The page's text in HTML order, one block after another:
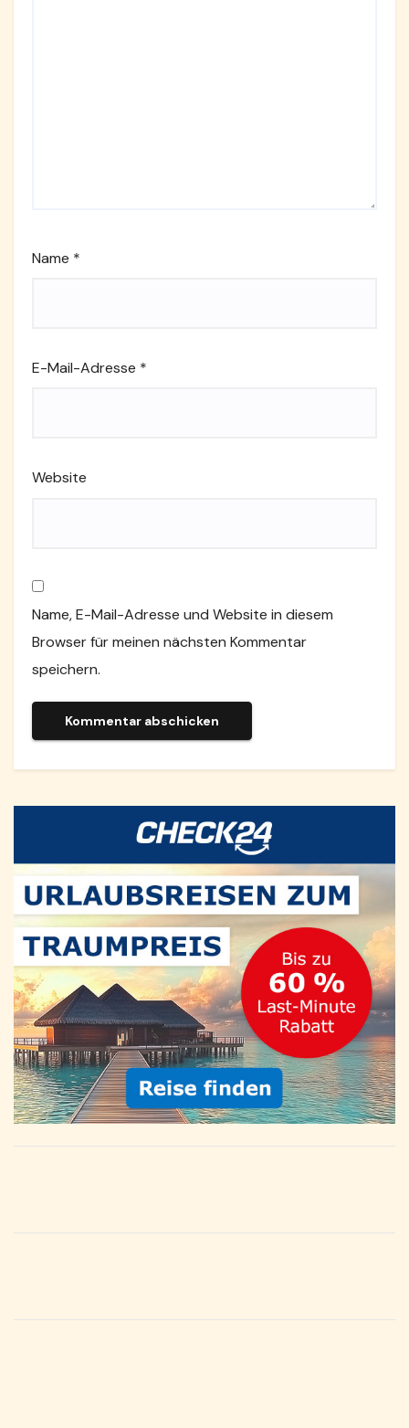
Name *
E-Mail-Adresse *
Website
Name, E-Mail-Adresse und Website in diesem
Browser für meinen nächsten Kommentar
speichern.